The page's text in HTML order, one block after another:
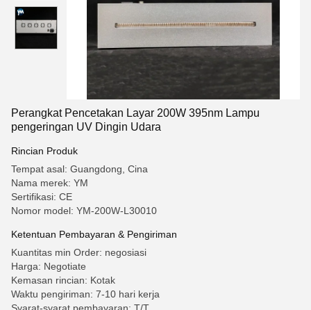
Perangkat Pencetakan Layar 200W 395nm Lampu
pengeringan UV Dingin Udara
Rincian Produk
Tempat asal: Guangdong, Cina
Nama merek: YM
Sertifikasi: CE
Nomor model: YM-200W-L30010
Ketentuan Pembayaran & Pengiriman
Kuantitas min Order: negosiasi
Harga: Negotiate
Kemasan rincian: Kotak
Waktu pengiriman: 7-10 hari kerja